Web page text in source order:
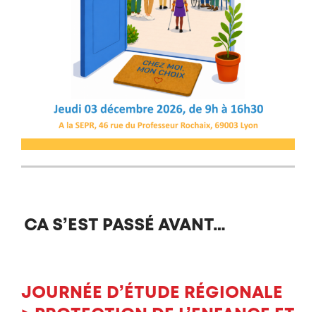
CA S’EST PASSÉ AVANT…
JOURNÉE D’ÉTUDE RÉGIONALE